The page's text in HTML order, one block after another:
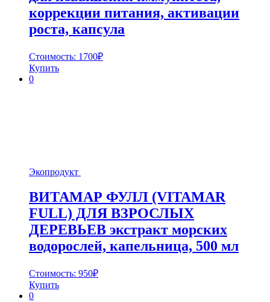
коррекции питания, активации
роста, капсула
Стоимость: 1700₽
Купить
0
Экопродукт
ВИТАМАР ФУЛЛ (VITAMAR
FULL) ДЛЯ ВЗРОСЛЫХ
ДЕРЕВЬЕВ экстракт морских
водорослей, капельница, 500 мл
Стоимость: 950₽
Купить
0